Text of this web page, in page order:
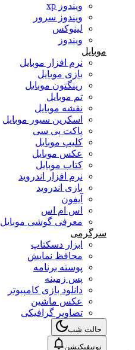
ویندوز xp
ویندوز سرور
لینوکس
ویندوز
موبایل
نرم افزار موبایل
بازی موبایل
رینگتون موبایل
تم موبایل
نقشه موبایل
اسکرین سیور موبایل
پاکت پی سی
کلیپ موبایل
عکس موبایل
کتاب موبایل
نرم افزار اندروید
بازی اندروید
آیفون
اس ام اس
معرفی گوشی موبایل
سرگرمی
ابزار دسکتاپ
محافظ نمایش
پوسته برنامه
پس زمینه
دانلود بازی کامپیوتر
عکس ماشین
تصاویر گرافیکی
حالت شب
نوتیفیکیشن